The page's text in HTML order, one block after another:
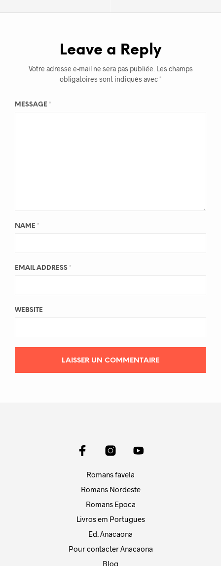
Leave a Reply
Votre adresse e-mail ne sera pas publiée. Les champs
obligatoires sont indiqués avec *
MESSAGE *
NAME *
EMAIL ADDRESS *
WEBSITE
Romans favela
Romans Nordeste
Romans Epoca
Livros em Portugues
Ed. Anacaona
Pour contacter Anacaona
Blog